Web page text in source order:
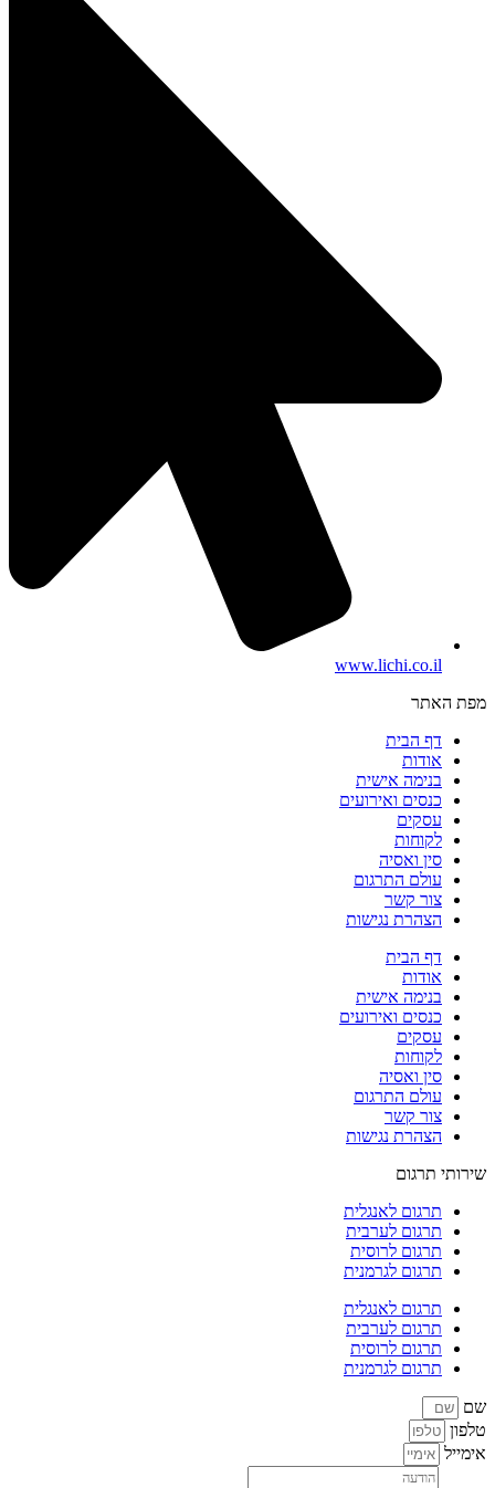
www.lichi.co.il
מפת האתר
דף הבית
אודות
בנימה אישית
כנסים ואירועים
עסקים
לקוחות
סין ואסיה
עולם התרגום
צור קשר
הצהרת נגישות
דף הבית
אודות
בנימה אישית
כנסים ואירועים
עסקים
לקוחות
סין ואסיה
עולם התרגום
צור קשר
הצהרת נגישות
שירותי תרגום
תרגום לאנגלית
תרגום לערבית
תרגום לרוסית
תרגום לגרמנית
תרגום לאנגלית
תרגום לערבית
תרגום לרוסית
תרגום לגרמנית
שם
טלפון
אימייל